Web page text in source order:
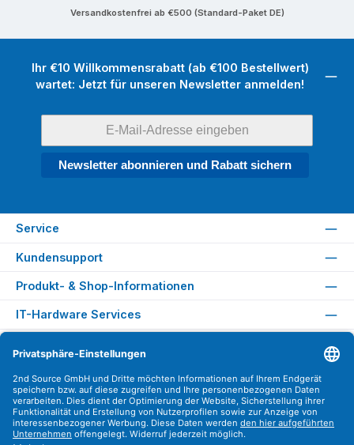
Versandkostenfrei ab €500 (Standard-Paket DE)
Ihr €10 Willkommensrabatt (ab €100 Bestellwert)
wartet: Jetzt für unseren Newsletter anmelden!
Newsletter abonnieren und Rabatt sichern
Service
Kundensupport
Produkt- & Shop-Informationen
IT-Hardware Services
Versandarten
Zahlungsarten
Sicher Einkaufen